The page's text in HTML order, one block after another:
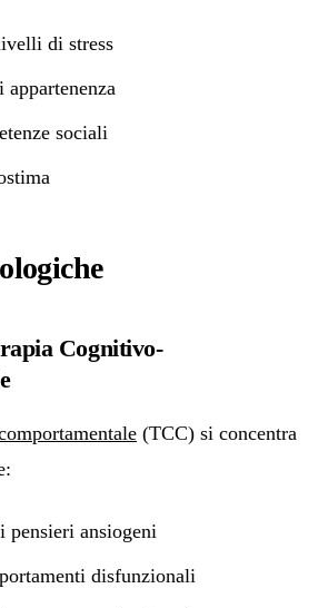
di stress
appartenenza
sociali
Cognitivo-
(TCC) si concentra
pensieri ansiogeni
disfunzionali